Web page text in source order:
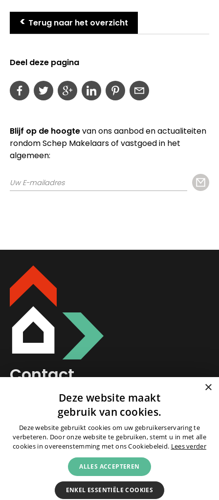
> Terug naar het overzicht
Deel deze pagina
Blijf op de hoogtevan ons aanbod en actualiteiten
rondom Schep Makelaars of vastgoed in het
algemeen:
Contact
(0182) 38 30 38>
schoonhoven@schep.nl >
Alle contactgegevens>
Onderdeel vanSchep Groep
×
Deze website maakt
gebruik van cookies.
Deze website gebruikt cookies om uw gebruikerservaring te
verbeteren. Door onze website te gebruiken, stemt u in met alle
cookies in overeenstemming met ons Cookiebeleid. Lees verder
ALLES ACCEPTEREN
ENKEL ESSENTIËLE COOKIES